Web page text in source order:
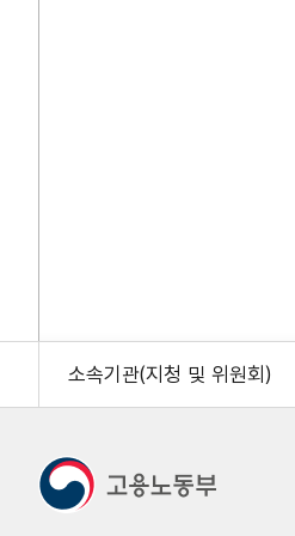
소속기관(지청 및 위원회)